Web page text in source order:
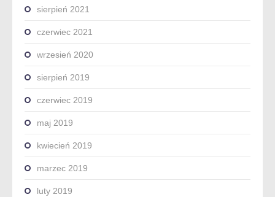
sierpień 2021
czerwiec 2021
wrzesień 2020
sierpień 2019
czerwiec 2019
maj 2019
kwiecień 2019
marzec 2019
luty 2019